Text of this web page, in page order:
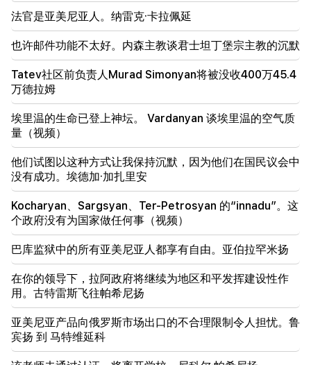
人权捍卫者认为中央委员会关于 Argam Abrahamyan
的报告不可受理
19:06
通缉作为启动刑事诉讼的一部分
18:44
卢比奥：美国拨款2.01亿美元用于TRIPP和中间走廊的
发展
我愿为推动两国关系发展作出努力。中国外交部长米尔
佐扬
法官是亚美尼亚人。纳雷克·卡拉佩延
也许邮件功能不太好。内森主教谈君士坦丁堡宗主教的沉默
Tatev社区前负责人Murad Simonyan将被没收400万45.4
万德拉姆
埃里温的生命已登上神坛。 Vardanyan 谈埃里温的空气质
量（视频）
他们试图以这种方式让我保持沉默，因为他们在国民议会中
没有成功。埃德加·加扎里安
Kocharyan、Sargsyan、Ter-Petrosyan 的“innadu”。这
个政府没有为国家做任何事（视频）
巴库监狱中的所有亚美尼亚人都享有自由。亚伯拉罕米扬
在你的领导下，拉阿政府将继续为地区和平发挥建设性作
用。古特雷斯飞往帕希尼扬
亚美尼亚产品向俄罗斯市场出口的不合理限制令人担忧。鲁
宾扬 到 马特维延科